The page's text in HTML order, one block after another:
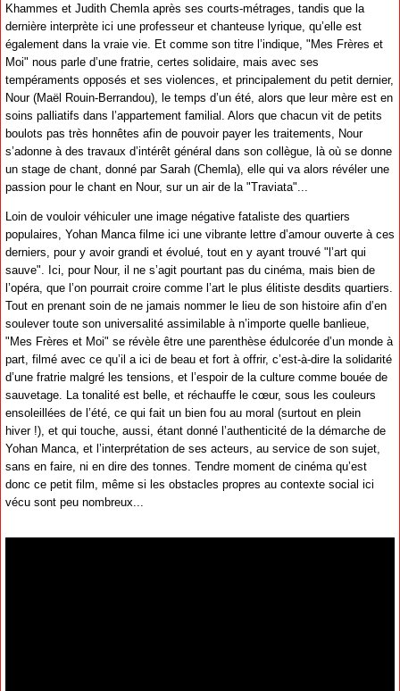
Khammes et Judith Chemla après ses courts-métrages, tandis que la
dernière interprète ici une professeur et chanteuse lyrique, qu’elle est
également dans la vraie vie. Et comme son titre l’indique, "Mes Frères et
Moi" nous parle d’une fratrie, certes solidaire, mais avec ses
tempéraments opposés et ses violences, et principalement du petit dernier,
Nour (Maël Rouin-Berrandou), le temps d’un été, alors que leur mère est en
soins palliatifs dans l’appartement familial. Alors que chacun vit de petits
boulots pas très honnêtes afin de pouvoir payer les traitements, Nour
s’adonne à des travaux d’intérêt général dans son collègue, là où se donne
un stage de chant, donné par Sarah (Chemla), elle qui va alors révéler une
passion pour le chant en Nour, sur un air de la "Traviata"...
Loin de vouloir véhiculer une image négative fataliste des quartiers
populaires, Yohan Manca filme ici une vibrante lettre d’amour ouverte à ces
derniers, pour y avoir grandi et évolué, tout en y ayant trouvé "l’art qui
sauve". Ici, pour Nour, il ne s’agit pourtant pas du cinéma, mais bien de
l’opéra, que l’on pourrait croire comme l’art le plus élitiste desdits quartiers.
Tout en prenant soin de ne jamais nommer le lieu de son histoire afin d’en
soulever toute son universalité assimilable à n’importe quelle banlieue,
"Mes Frères et Moi" se révèle être une parenthèse édulcorée d’un monde à
part, filmé avec ce qu’il a ici de beau et fort à offrir, c’est-à-dire la solidarité
d’une fratrie malgré les tensions, et l’espoir de la culture comme bouée de
sauvetage. La tonalité est belle, et réchauffe le cœur, sous les couleurs
ensoleillées de l’été, ce qui fait un bien fou au moral (surtout en plein
hiver !), et qui touche, aussi, étant donné l’authenticité de la démarche de
Yohan Manca, et l’interprétation de ses acteurs, au service de son sujet,
sans en faire, ni en dire des tonnes. Tendre moment de cinéma qu’est
donc ce petit film, même si les obstacles propres au contexte social ici
vécu sont peu nombreux...